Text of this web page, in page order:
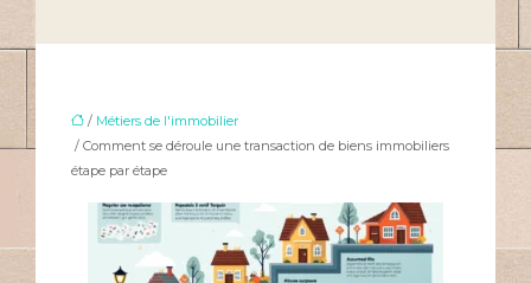
/ Métiers de l'immobilier
/ Comment se déroule une transaction de biens immobiliers
étape par étape